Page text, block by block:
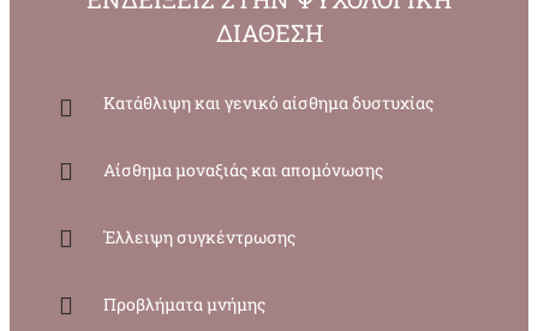
ΔΙΑΘΕΣΗ
Κατάθλιψη και γενικό αίσθημα δυστυχίας
Αίσθημα μοναξιάς και απομόνωσης
Έλλειψη συγκέντρωσης
Προβλήματα μνήμης